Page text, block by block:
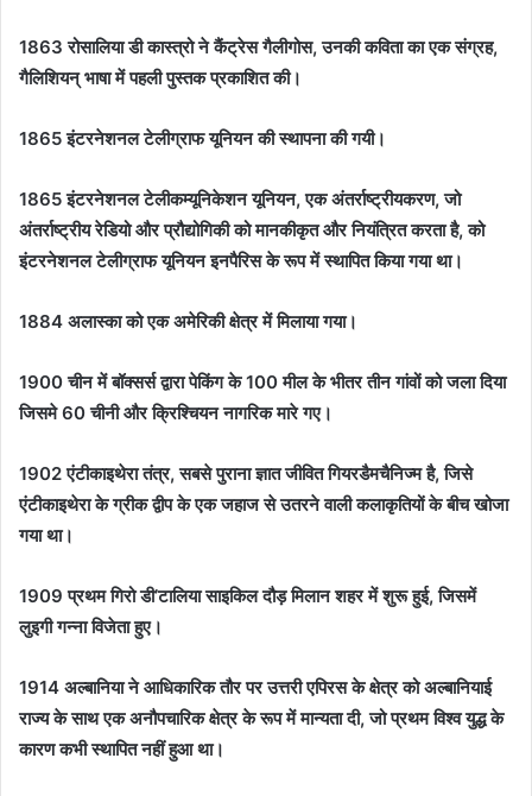
1863 रोसालिया डी कास्त्रो ने कैंट्रेस गैलीगोस, उनकी कविता का एक संग्रह,
गैलिशियन् भाषा में पहली पुस्तक प्रकाशित की।
1865 इंटरनेशनल टेलीग्राफ यूनियन की स्थापना की गयी।
1865 इंटरनेशनल टेलीकम्यूनिकेशन यूनियन, एक अंतर्राष्ट्रीयकरण, जो
अंतर्राष्ट्रीय रेडियो और प्रौद्योगिकी को मानकीकृत और नियंत्रित करता है, को
इंटरनेशनल टेलीग्राफ यूनियन इनपैरिस के रूप में स्थापित किया गया था।
1884 अलास्का को एक अमेरिकी क्षेत्र में मिलाया गया।
1900 चीन में बॉक्सर्स द्वारा पेकिंग के 100 मील के भीतर तीन गांवों को जला दिया
जिसमे 60 चीनी और क्रिश्चियन नागरिक मारे गए।
1902 एंटीकाइथेरा तंत्र, सबसे पुराना ज्ञात जीवित गियरडैमचैनिज्म है, जिसे
एंटीकाइथेरा के ग्रीक द्वीप के एक जहाज से उतरने वाली कलाकृतियों के बीच खोजा
गया था।
1909 प्रथम गिरो डी’टालिया साइकिल दौड़ मिलान शहर में शुरू हुई, जिसमें
लुइगी गन्ना विजेता हुए।
1914 अल्बानिया ने आधिकारिक तौर पर उत्तरी एपिरस के क्षेत्र को अल्बानियाई
राज्य के साथ एक अनौपचारिक क्षेत्र के रूप में मान्यता दी, जो प्रथम विश्व युद्ध के
कारण कभी स्थापित नहीं हुआ था।